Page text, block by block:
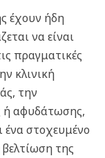
έχουν ήδη
να είναι
πραγματικές
κλινική
την
αφυδάτωσης,
ένα στοχευμένο
της